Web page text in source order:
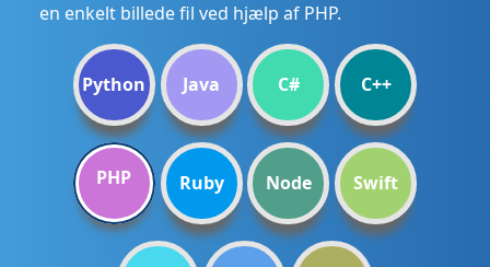
en enkelt billede fil ved hjælp af PHP.
Python Java C# C++
PHP Ruby Node Swift